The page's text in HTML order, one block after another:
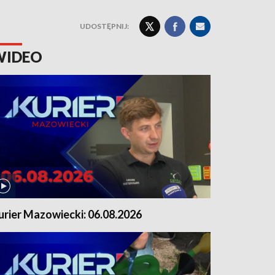
UDOSTĘPNIJ:
Mazowiecki: 06.08.2026